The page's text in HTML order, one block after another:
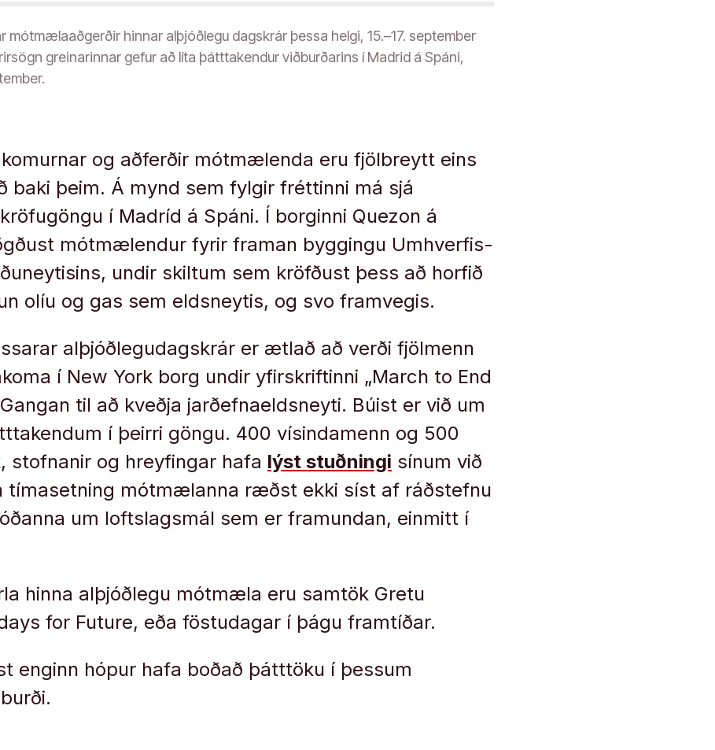
mótmælaaðgerðir hinnar alþjóðlegu dagskrár þessa helgi, 15.–17. september
greinarinnar gefur að líta þátttakendur viðburðarins í Madrid á Spáni,
og aðferðir mótmælenda eru fjölbreytt eins
baki þeim. Á mynd sem fylgir fréttinni má sjá
í Madríd á Spáni. Í borginni Quezon á
mótmælendur fyrir framan byggingu Umhverfis-
undir skiltum sem kröfðust þess að horfið
olíu og gas sem eldsneytis, og svo framvegis.
alþjóðlegudagskrár er ætlað að verði fjölmenn
í New York borg undir yfirskriftinni „March to End
Gangan til að kveðja jarðefnaeldsneyti. Búist er við um
í þeirri göngu. 400 vísindamenn og 500
stofnanir og hreyfingar hafa lýst stuðningi sínum við
tímasetning mótmælanna ræðst ekki síst af ráðstefnu
um loftslagsmál sem er framundan, einmitt í
hinna alþjóðlegu mótmæla eru samtök Gretu
for Future, eða föstudagar í þágu framtíðar.
enginn hópur hafa boðað þátttöku í þessum